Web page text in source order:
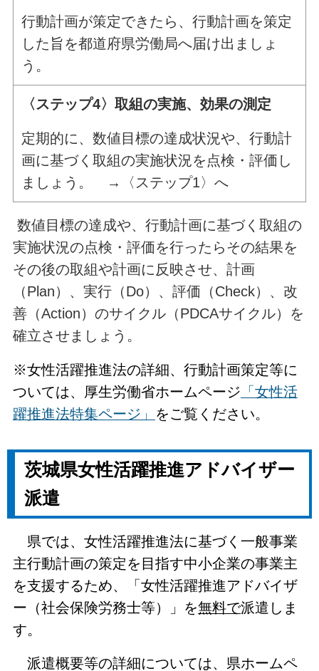
行動計画が策定できたら、行動計画を策定
した旨を都道府県労働局へ届け出ましょ
う。
〈ステップ4〉取組の実施、効果の測定
定期的に、数値目標の達成状況や、行動計
画に基づく取組の実施状況を点検・評価し
ましょう。 →〈ステップ1〉へ
数値目標の達成や、行動計画に基づく取組の
実施状況の点検・評価を行ったらその結果を
その後の取組や計画に反映させ、計画
（Plan）、実行（Do）、評価（Check）、改
善（Action）のサイクル（PDCAサイクル）を
確立させましょう。
※女性活躍推進法の詳細、行動計画策定等に
ついては、厚生労働省ホームページ 「女性活
躍推進法特集ページ」 をご覧ください。
茨城県女性活躍推進アドバイザー
派遣
県では、女性活躍推進法に基づく一般事業
主行動計画の策定を目指す中小企業の事業主
を支援するため、「女性活躍推進アドバイザ
ー（社会保険労務士等）」を無料で派遣しま
す。
派遣概要等の詳細については、県ホームペ